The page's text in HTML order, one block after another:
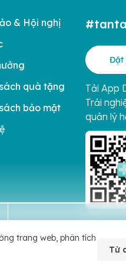
& Hội nghị
quà tặng
bảo mật
Đặt
Tải App
Trải
quản lý
Kết nối với
trang web, phân tích
Từ